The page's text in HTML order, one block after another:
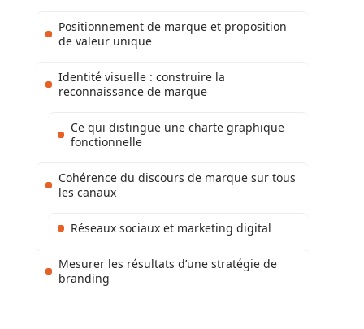
Positionnement de marque et proposition
de valeur unique
Identité visuelle : construire la
reconnaissance de marque
Ce qui distingue une charte graphique
fonctionnelle
Cohérence du discours de marque sur tous
les canaux
Réseaux sociaux et marketing digital
Mesurer les résultats d’une stratégie de
branding